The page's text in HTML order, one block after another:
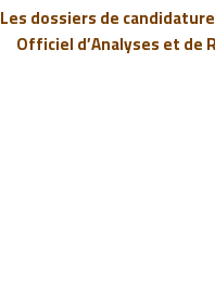
Les dossiers de
Officiel d’Analyses et de